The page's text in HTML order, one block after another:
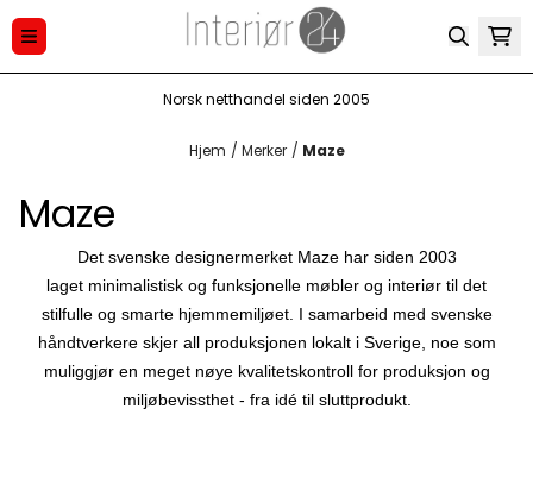
Hopp til innhold
Norsk netthandel siden 2005
Hjem / Merker / Maze
Maze
Det svenske designermerket Maze har siden 2003
laget minimalistisk og funksjonelle møbler og interiør til det
stilfulle og smarte hjemmemiljøet. I samarbeid med svenske
håndtverkere skjer all produksjonen lokalt i Sverige, noe som
muliggjør en meget nøye kvalitetskontroll for produksjon og
miljøbevissthet - fra idé til sluttprodukt.